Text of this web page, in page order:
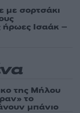
με σορτσάκι
Ισαάκ –
της Μήλου
το
μπάνιο